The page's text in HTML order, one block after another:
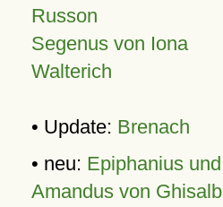
Russon
Segenus von Iona
Walterich
• Update: Brenach
• neu: Epiphanius
Amandus von